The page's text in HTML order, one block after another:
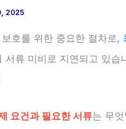
2025
호를 위한 중요한 절차로,
서류 미비로 지연되고 있습
요건과 필요한 서류는 무